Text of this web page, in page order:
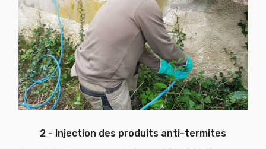
2 - Injection des produits anti-termites